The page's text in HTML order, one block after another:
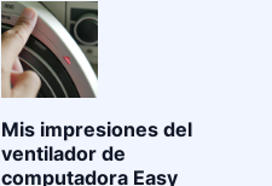
Mis impresiones del
ventilador de
computadora Easy